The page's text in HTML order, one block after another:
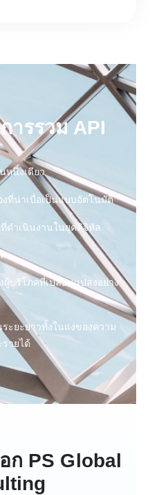
ารรวม API
หนึ่งเดียว
ที่น่าเบื่อเป็นแบบอัตโนมัติ
ดำเนินงานในยุคดิจิทัล
บริโภคที่เปลี่ยนแปลงอย่าง
ะยะยาวทั้งในแง่ของความ
ายได้
ก PS Global